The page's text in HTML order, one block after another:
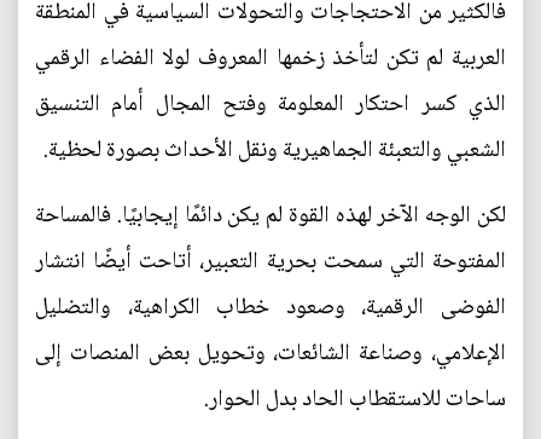
فالكثير من الاحتجاجات والتحولات السياسية في المنطقة
العربية لم تكن لتأخذ زخمها المعروف لولا الفضاء الرقمي
الذي كسر احتكار المعلومة وفتح المجال أمام التنسيق
الشعبي والتعبئة الجماهيرية ونقل الأحداث بصورة لحظية.
لكن الوجه الآخر لهذه القوة لم يكن دائمًا إيجابيًا. فالمساحة
المفتوحة التي سمحت بحرية التعبير، أتاحت أيضًا انتشار
الفوضى الرقمية، وصعود خطاب الكراهية، والتضليل
الإعلامي، وصناعة الشائعات، وتحويل بعض المنصات إلى
ساحات للاستقطاب الحاد بدل الحوار.